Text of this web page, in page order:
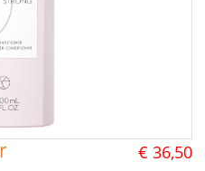
€ 36,50